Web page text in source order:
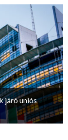
járó uniós